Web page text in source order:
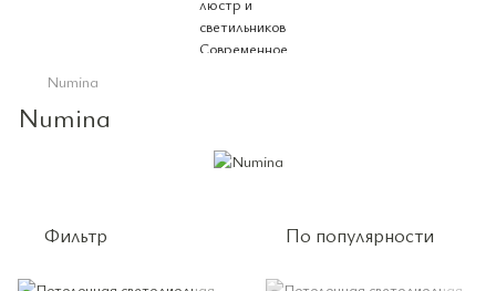
Numina
Numina
Фильтр По популярности